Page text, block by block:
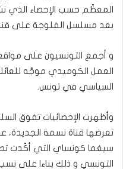
المعظّم حسب الإحصاء الذي
بعد مسلسل الفلوجة على
و أجمع التونسيون على
العمل الكوميدي موجّه
السياسي في تونس.
وأظهرت الإحصائيات تفوق
تعرضها قناة نسمة الجديدة،
سيغما كونساي التي أكّدت